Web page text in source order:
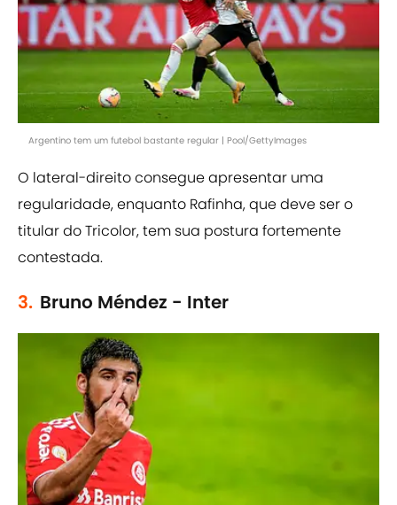
Argentino tem um futebol bastante regular | Pool/GettyImages
O lateral-direito consegue apresentar uma
regularidade, enquanto Rafinha, que deve ser o
titular do Tricolor, tem sua postura fortemente
contestada.
3. Bruno Méndez - Inter